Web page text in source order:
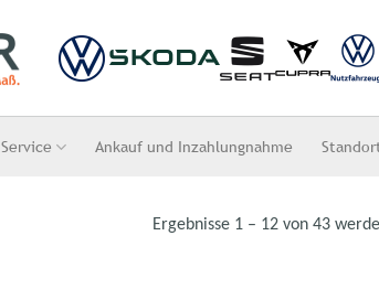
Service Ankauf und Inzahlungnahme
Ergebnisse 1 – 12 von 43